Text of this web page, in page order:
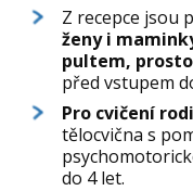
Z recepce jsou
ženy i
pultem,
před vstupem
Pro cvičení
tělocvična s
do 4 let.